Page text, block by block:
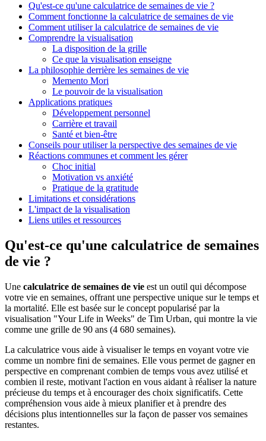
Qu'est-ce qu'une calculatrice de semaines de vie ?
Comment fonctionne la calculatrice de semaines de vie
Comment utiliser la calculatrice de semaines de vie
Comprendre la visualisation
La disposition de la grille
Ce que la visualisation enseigne
La philosophie derrière les semaines de vie
Memento Mori
Le pouvoir de la visualisation
Applications pratiques
Développement personnel
Carrière et travail
Santé et bien-être
Conseils pour utiliser la perspective des semaines de vie
Réactions communes et comment les gérer
Choc initial
Motivation vs anxiété
Pratique de la gratitude
Limitations et considérations
L'impact de la visualisation
Liens utiles et ressources
Qu'est-ce qu'une calculatrice de semaines
de vie ?
Une calculatrice de semaines de vie est un outil qui décompose
votre vie en semaines, offrant une perspective unique sur le temps et
la mortalité. Elle est basée sur le concept popularisé par la
visualisation "Your Life in Weeks" de Tim Urban, qui montre la vie
comme une grille de 90 ans (4 680 semaines).
La calculatrice vous aide à visualiser le temps en voyant votre vie
comme un nombre fini de semaines. Elle vous permet de gagner en
perspective en comprenant combien de temps vous avez utilisé et
combien il reste, motivant l'action en vous aidant à réaliser la nature
précieuse du temps et à encourager des choix significatifs. Cette
compréhension vous aide à mieux planifier et à prendre des
décisions plus intentionnelles sur la façon de passer vos semaines
restantes.